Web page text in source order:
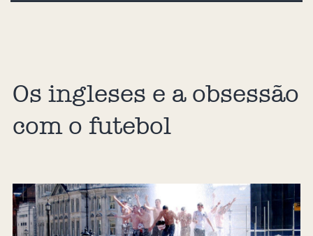
Os ingleses e a obsessão
com o futebol